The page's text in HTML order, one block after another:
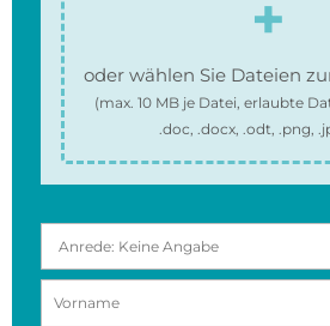
oder wählen Sie Dateien
(max. 10 MBje Datei, erlaubte
.doc, .docx, .odt, .png,